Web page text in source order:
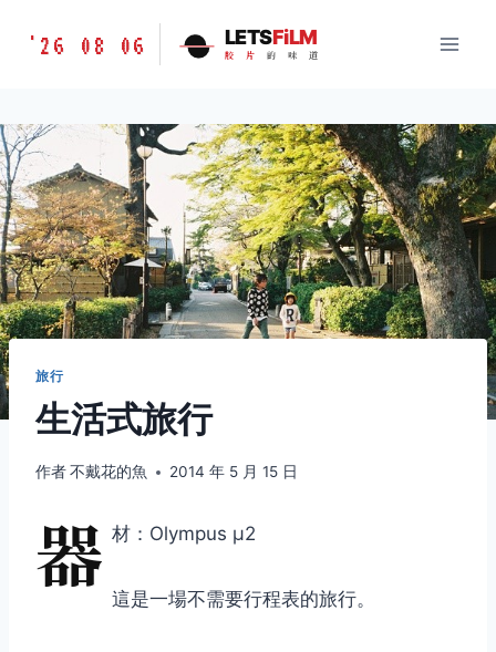
胶
味
道
LETSFILM
'26 08 06 LETSFiLM
胶 片 的 味 道
旅行
生活式旅行
作者不戴花的魚 2014 年 5 月 15 日
器 材：Olympus μ2
這是一場不需要行程表的旅行。